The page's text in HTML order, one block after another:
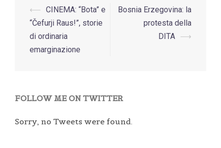
Post
navigation
⟵ CINEMA: “Bota” e
“Čefurji Raus!”, storie
di ordinaria
emarginazione
Bosnia Erzegovina: la
protesta della
DITA ⟶
FOLLOW ME ON TWITTER
Sorry, no Tweets were found.